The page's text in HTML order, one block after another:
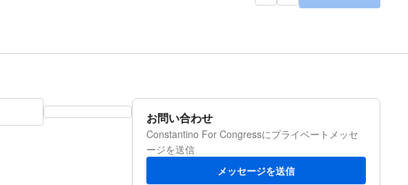
お問い合わせ
Constantino For Congressにプライベートメッセ
ージを送信
メッセージを送信